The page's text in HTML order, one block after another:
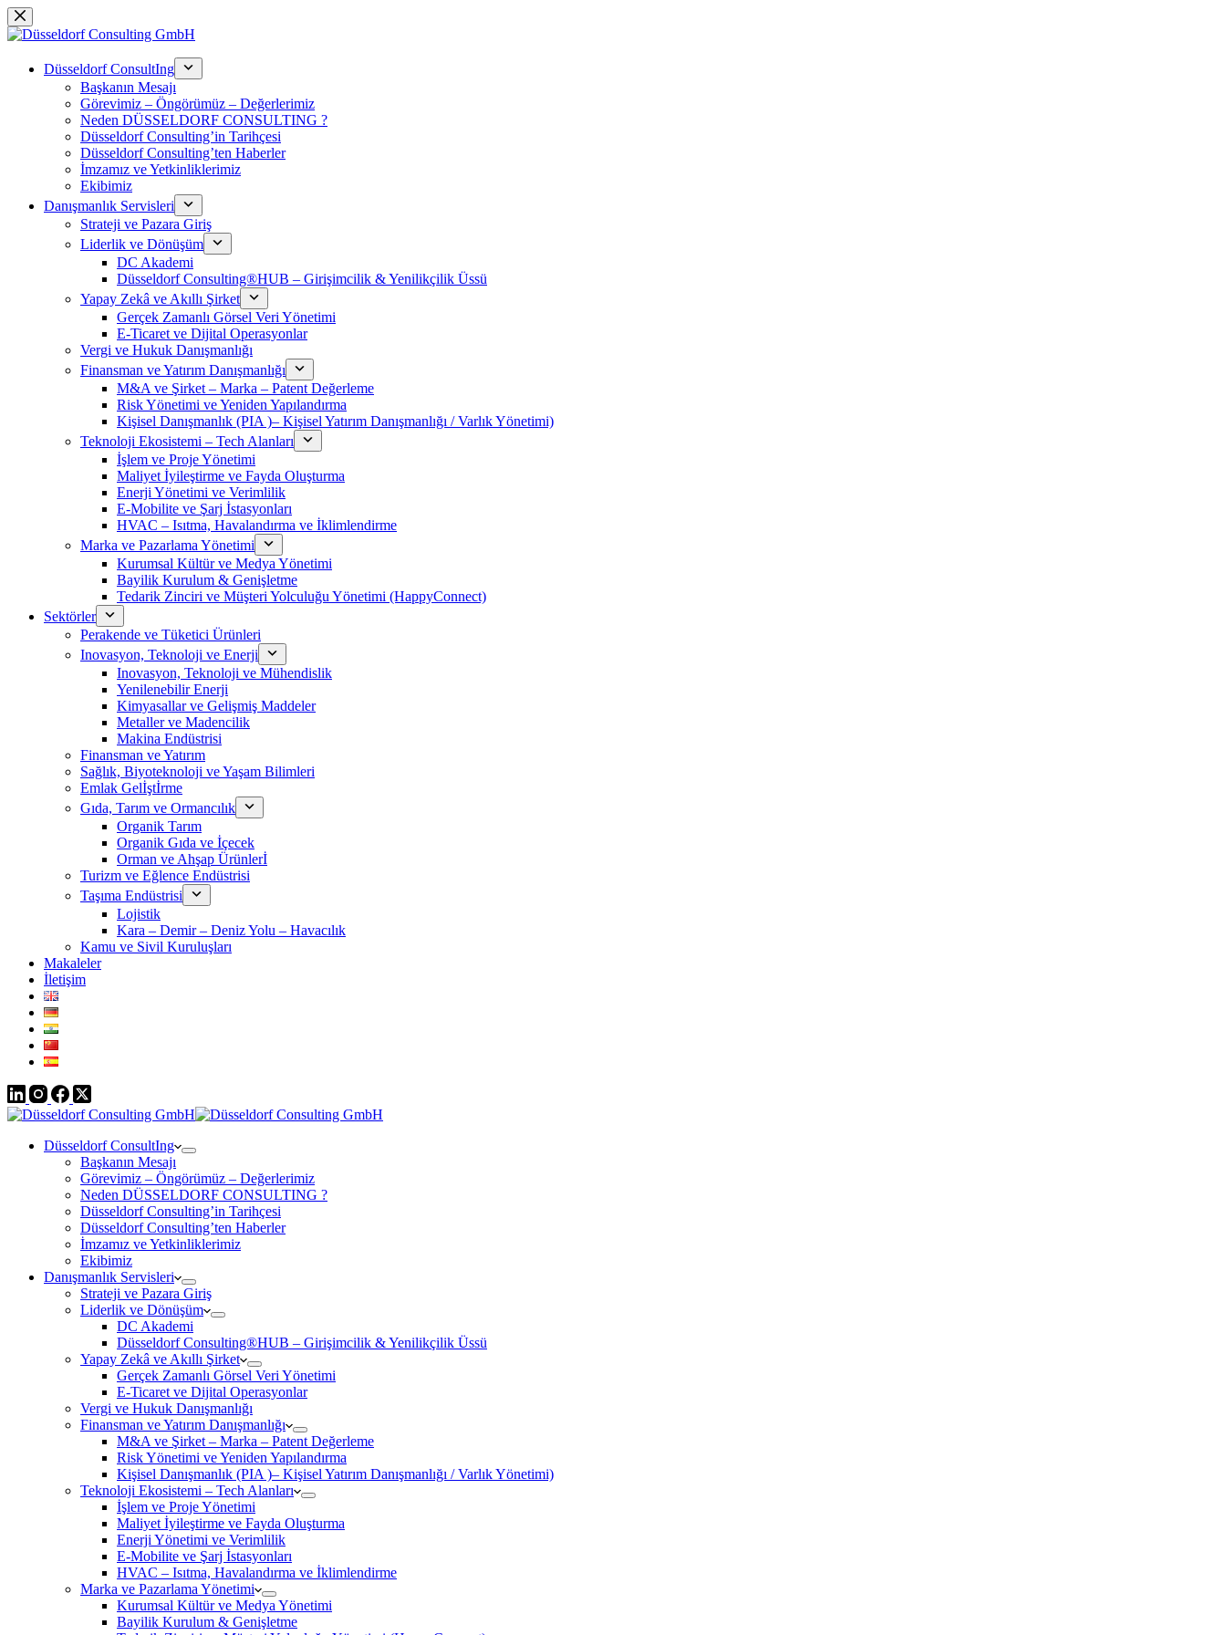
Skip
to
Düsseldorf ConsultIng
Başkanın Mesajı
Görevimiz – Öngörümüz – Değerlerimiz
Neden DÜSSELDORF CONSULTING ?
Düsseldorf Consulting’in Tarihçesi
Düsseldorf Consulting’ten Haberler
İmzamız ve Yetkinliklerimiz
Ekibimiz
Danışmanlık Servisleri
Strateji ve Pazara Giriş
Liderlik ve Dönüşüm
DC Akademi
Düsseldorf Consulting®HUB – Girişimcilik & Yenilikçilik Üssü
Yapay Zekâ ve Akıllı Şirket
Gerçek Zamanlı Görsel Veri Yönetimi
E-Ticaret ve Dijital Operasyonlar
Vergi ve Hukuk Danışmanlığı
Finansman ve Yatırım Danışmanlığı
M&A ve Şirket – Marka – Patent Değerleme
Risk Yönetimi ve Yeniden Yapılandırma
Kişisel Danışmanlık (PIA )– Kişisel Yatırım Danışmanlığı / Varlık Yönetimi)
Teknoloji Ekosistemi – Tech Alanları
İşlem ve Proje Yönetimi
Maliyet İyileştirme ve Fayda Oluşturma
Enerji Yönetimi ve Verimlilik
E-Mobilite ve Şarj İstasyonları
HVAC – Isıtma, Havalandırma ve İklimlendirme
Marka ve Pazarlama Yönetimi
Kurumsal Kültür ve Medya Yönetimi
Bayilik Kurulum & Genişletme
Tedarik Zinciri ve Müşteri Yolculuğu Yönetimi (HappyConnect)
Sektörler
Perakende ve Tüketici Ürünleri
Inovasyon, Teknoloji ve Enerji
Inovasyon, Teknoloji ve Mühendislik
Yenilenebilir Enerji
Kimyasallar ve Gelişmiş Maddeler
Metaller ve Madencilik
Makina Endüstrisi
Finansman ve Yatırım
Sağlık, Biyoteknoloji ve Yaşam Bilimleri
Emlak Gelİştİrme
Gıda, Tarım ve Ormancılık
Organik Tarım
Organik Gıda ve İçecek
Orman ve Ahşap Ürünlerİ
Turizm ve Eğlence Endüstrisi
Taşıma Endüstrisi
Lojistik
Kara – Demir – Deniz Yolu – Havacılık
Kamu ve Sivil Kuruluşları
Makaleler
İletişim
Düsseldorf ConsultIng
Başkanın Mesajı
Görevimiz – Öngörümüz – Değerlerimiz
Neden DÜSSELDORF CONSULTING ?
Düsseldorf Consulting’in Tarihçesi
Düsseldorf Consulting’ten Haberler
İmzamız ve Yetkinliklerimiz
Ekibimiz
Danışmanlık Servisleri
Strateji ve Pazara Giriş
Liderlik ve Dönüşüm
DC Akademi
Düsseldorf Consulting®HUB – Girişimcilik & Yenilikçilik Üssü
Yapay Zekâ ve Akıllı Şirket
Gerçek Zamanlı Görsel Veri Yönetimi
E-Ticaret ve Dijital Operasyonlar
Vergi ve Hukuk Danışmanlığı
Finansman ve Yatırım Danışmanlığı
M&A ve Şirket – Marka – Patent Değerleme
Risk Yönetimi ve Yeniden Yapılandırma
Kişisel Danışmanlık (PIA )– Kişisel Yatırım Danışmanlığı / Varlık Yönetimi)
Teknoloji Ekosistemi – Tech Alanları
İşlem ve Proje Yönetimi
Maliyet İyileştirme ve Fayda Oluşturma
Enerji Yönetimi ve Verimlilik
E-Mobilite ve Şarj İstasyonları
HVAC – Isıtma, Havalandırma ve İklimlendirme
Marka ve Pazarlama Yönetimi
Kurumsal Kültür ve Medya Yönetimi
Bayilik Kurulum & Genişletme